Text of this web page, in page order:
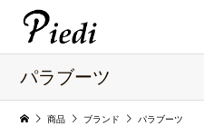
パラブーツ
商品 ブランド パラブーツ